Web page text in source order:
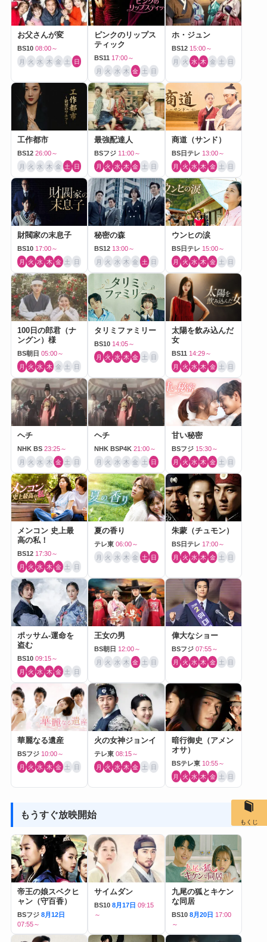
お父さんが変
BS10 08:00～
月 火 水 木 金 土 日
ピンクのリップス
ティック
BS11 17:00～
月 火 水 木 金 土 日
ホ・ジュン
BS12 15:00～
月 火 水 木 金 土 日
工作都市
BS12 26:00～
月 火 水 木 金 土 日
最強配達人
BSフジ 11:00～
月 火 水 木 金 土 日
商道（サンド）
BS日テレ 13:00～
月 火 水 木 金 土 日
財閥家の末息子
BS10 17:00～
月 火 水 木 金 土 日
秘密の森
BS12 13:00～
月 火 水 木 金 土 日
ウンヒの涙
BS日テレ 15:00～
月 火 水 木 金 土 日
100日の郎君（ナ
ングン）様
BS朝日 05:00～
月 火 水 木 金 土 日
タリミファミリー
BS10 14:05～
月 火 水 木 金 土 日
太陽を飲み込んだ
女
BS11 14:29～
月 火 水 木 金 土 日
ヘチ
NHK BS 23:25～
月 火 水 木 金 土 日
ヘチ
NHK BSP4K 21:00～
月 火 水 木 金 土 日
甘い秘密
BSフジ 15:30～
月 火 水 木 金 土 日
メンコン 史上最
高の私！
BS12 17:30～
月 火 水 木 金 土 日
夏の香り
テレ東 06:00～
月 火 水 木 金 土 日
朱蒙（チュモン）
BS日テレ 17:00～
月 火 水 木 金 土 日
ポッサム-運命を
盗む
BS10 09:15～
月 火 水 木 金 土 日
王女の男
BS朝日 12:00～
月 火 水 木 金 土 日
偉大なショー
BSフジ 07:55～
月 火 水 木 金 土 日
華麗なる遺産
BSフジ 10:00～
月 火 水 木 金 土 日
火の女神ジョンイ
テレ東 08:15～
月 火 水 木 金 土 日
暗行御史（アメン
オサ）
BSテレ東 10:55～
月 火 水 木 金 土 日
もうすぐ放映開始
帝王の娘スベクヒ
ャン（守百香）
BSフジ 8月12日
07:55～
サイムダン
BS10 8月17日 09:15
～
九尾の狐とキケン
な同居
BS10 8月20日 17:00
～
もくじ